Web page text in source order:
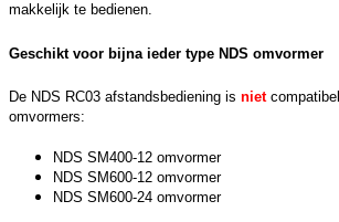
makkelijk te bedienen.
Geschikt voor bijna ieder type NDS omvormer
De NDS RC03 afstandsbediening is niet
omvormers:
NDS SM400-12 omvormer
NDS SM600-12 omvormer
NDS SM600-24 omvormer